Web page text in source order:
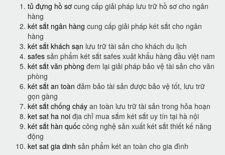
tủ đựng hồ sơ cung cấp giải pháp lưu trữ hồ sơ cho ngân
hàng
két sắt ngân hàng cung cấp giải pháp két sắt cho ngân
hàng
két sắt khách sạn lưu trữ tài sản cho khách du lịch
safes sản phẩm két sắt safes xuât khẩu hàng đầu việt nam
két sắt văn phòng đem lại giải pháp bảo vệ tài sản cho văn
phòng
két sắt an toàn đảm bảo tài sản được bảo vệ tốt, lưu trữ
gọn gàng
két sắt chống cháy an toàn lưu trữ tài sản trong hỏa hoạn
ket sat ha noi địa chỉ mua sắm két sắt uy tín tại hà nội
két sắt hàn quốc công nghệ sản xuất két sắt thiết kế năng
động
ket sat gia dinh sản phẩm két an toàn cho gia đình